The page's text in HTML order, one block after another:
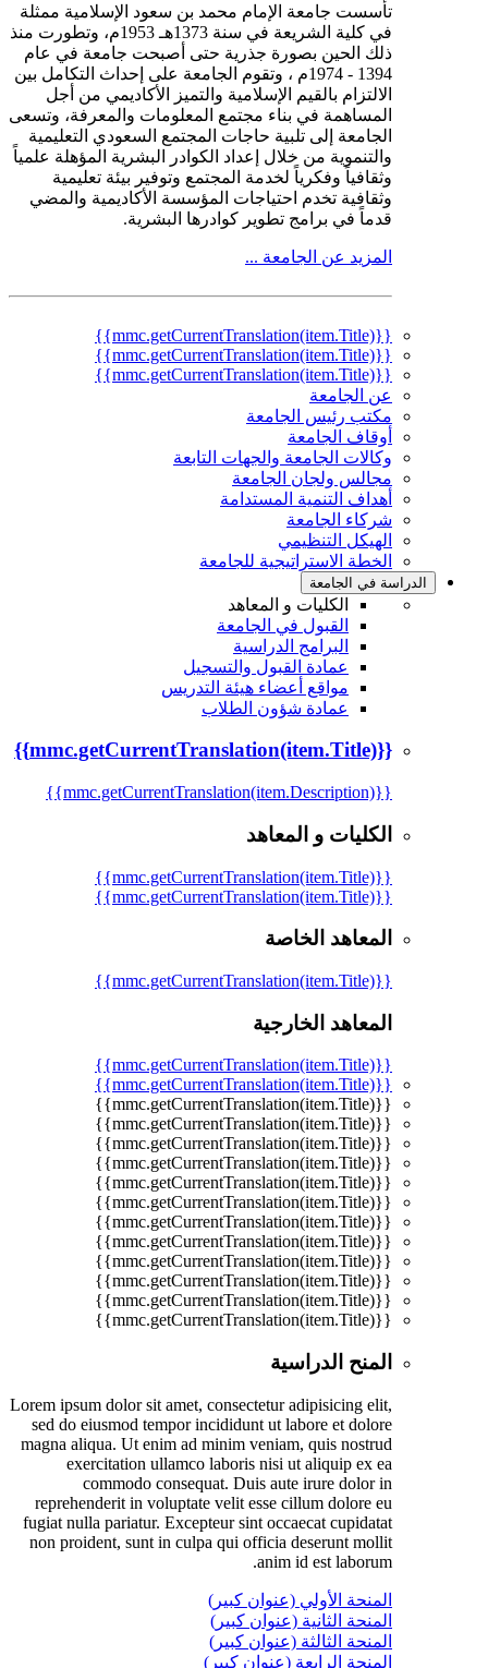
تأسست جامعة الإمام محمد بن سعود الإسلامية ممثلة
في كلية الشريعة في سنة 1373هـ 1953م، وتطورت منذ
ذلك الحين بصورة جذرية حتى أصبحت جامعة في عام
1394 - 1974م ، وتقوم الجامعة على إحداث التكامل بين
الالتزام بالقيم الإسلامية والتميز الأكاديمي من أجل
المساهمة في بناء مجتمع المعلومات والمعرفة، وتسعى
الجامعة إلى تلبية حاجات المجتمع السعودي التعليمية
والتنموية من خلال إعداد الكوادر البشرية المؤهلة علمياً
وثقافياً وفكرياً لخدمة المجتمع وتوفير بيئة تعليمية
وثقافية تخدم احتياجات المؤسسة الأكاديمية والمضي
قدماً في برامج تطوير كوادرها البشرية.
المزيد عن الجامعة ...
{{mmc.getCurrentTranslation(item.Title)}}
{{mmc.getCurrentTranslation(item.Title)}}
{{mmc.getCurrentTranslation(item.Title)}}
عن الجامعة
مكتب رئيس الجامعة
أوقاف الجامعة
وكالات الجامعة والجهات التابعة
مجالس ولجان الجامعة
أهداف التنمية المستدامة
شركاء الجامعة
الهيكل التنظيمي
الخطة الاستراتيجية للجامعة
الدراسة في الجامعة
الكليات و المعاهد
القبول في الجامعة
البرامج الدراسية
عمادة القبول والتسجيل
مواقع أعضاء هيئة التدريس
عمادة شؤون الطلاب
{{mmc.getCurrentTranslation(item.Title)}}
{{mmc.getCurrentTranslation(item.Description)}}
الكليات و المعاهد
{{mmc.getCurrentTranslation(item.Title)}}
{{mmc.getCurrentTranslation(item.Title)}}
المعاهد الخاصة
{{mmc.getCurrentTranslation(item.Title)}}
المعاهد الخارجية
{{mmc.getCurrentTranslation(item.Title)}}
{{mmc.getCurrentTranslation(item.Title)}}
{{mmc.getCurrentTranslation(item.Title)}}
{{mmc.getCurrentTranslation(item.Title)}}
{{mmc.getCurrentTranslation(item.Title)}}
{{mmc.getCurrentTranslation(item.Title)}}
{{mmc.getCurrentTranslation(item.Title)}}
{{mmc.getCurrentTranslation(item.Title)}}
{{mmc.getCurrentTranslation(item.Title)}}
{{mmc.getCurrentTranslation(item.Title)}}
{{mmc.getCurrentTranslation(item.Title)}}
{{mmc.getCurrentTranslation(item.Title)}}
{{mmc.getCurrentTranslation(item.Title)}}
{{mmc.getCurrentTranslation(item.Title)}}
المنح الدراسية
Lorem ipsum dolor sit amet, consectetur adipisicing elit,
sed do eiusmod tempor incididunt ut labore et dolore
magna aliqua. Ut enim ad minim veniam, quis nostrud
exercitation ullamco laboris nisi ut aliquip ex ea
commodo consequat. Duis aute irure dolor in
reprehenderit in voluptate velit esse cillum dolore eu
fugiat nulla pariatur. Excepteur sint occaecat cupidatat
non proident, sunt in culpa qui officia deserunt mollit
anim id est laborum.
المنحة الأولي (عنوان كبير)
المنحة الثانية (عنوان كبير)
المنحة الثالثة (عنوان كبير)
المنحة الرابعة (عنوان كبير)